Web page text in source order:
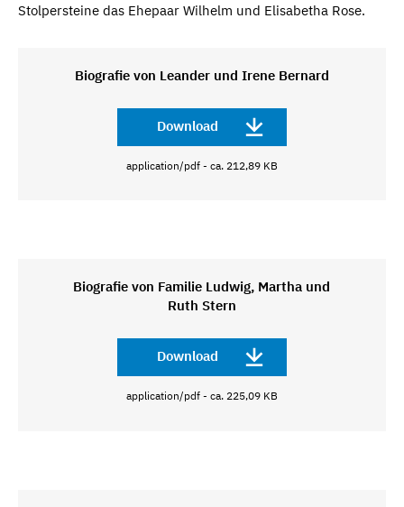
Stolpersteine das Ehepaar Wilhelm und Elisabetha Rose.
Biografie von Leander und Irene Bernard
Download
application/pdf - ca. 212,89 KB
Biografie von Familie Ludwig, Martha und
Ruth Stern
Download
application/pdf - ca. 225,09 KB